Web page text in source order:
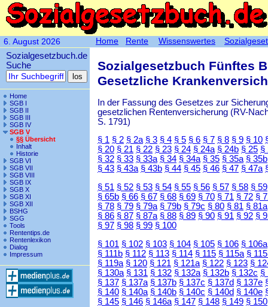
6. August 2026
Sozialgesetzbuch.de
Suche
Home
SGB I
SGB II
SGB III
SGB IV
SGB V
§§ Übersicht
Inhalt
Historie
SGB VI
SGB VII
SGB VIII
SGB IX
SGB X
SGB XI
SGB XII
BSHG
SGG
Tools
Rententips.de
Rentenlexikon
Dialog
Impressum
Sozialgesetzbuch Fünftes
Gesetzliche
In der Fassung des Gesetzes zur
gesetzlichen Rentenversicherung (RV-
S. 1791)
§ 1 § 2 § 2a § 3 § 4 § 5 § 6 § 7 § 8 § 9 § 10
§ 20 § 21 § 22 § 23 § 24 § 24a § 24b § 25 §
§ 32 § 33 § 33a § 34 § 34a § 35 § 35a § 35b
§ 43 § 43a § 43b § 44 § 45 § 46 § 47 § 47a
§ 51 § 52 § 53 § 54 § 55 § 56 § 57 § 58 § 59
§ 65b § 66 § 67 § 68 § 69 § 70 § 71 § 72 §
§ 78 § 79 § 79a § 79b § 79c § 80 § 81 § 81a
§ 86 § 87 § 87a § 88 § 89 § 90 § 91 § 92 §
§ 97 § 98 § 99 § 100
§ 101 § 102 § 103 § 104 § 105 § 106 § 106a
§ 111b § 112 § 113 § 114 § 115 § 115a §
§ 119a § 120 § 121 § 121a § 122 § 123 §
§ 130a § 131 § 132 § 132a § 132b § 132c §
§ 137 § 137a § 137b § 137c § 137d § 137e
§ 140 § 140a § 140b § 140c § 140d § 140e
§ 145 § 146 § 146a § 147 § 148 § 149 § 150
Home Rente Wissenswertes